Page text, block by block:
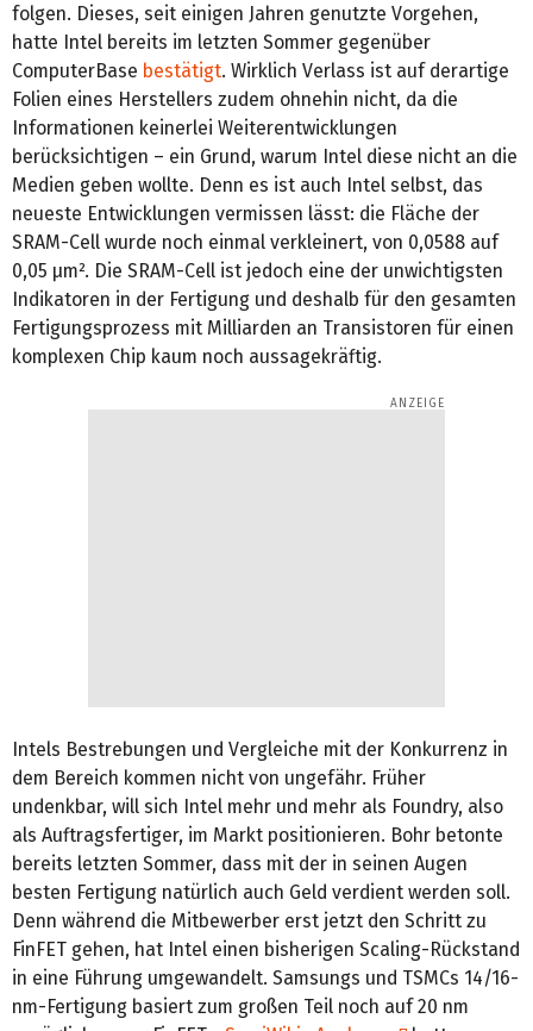
folgen. Dieses, seit einigen Jahren genutzte Vorgehen,
hatte Intel bereits im letzten Sommer gegenüber
ComputerBase bestätigt. Wirklich Verlass ist auf derartige
Folien eines Herstellers zudem ohnehin nicht, da die
Informationen keinerlei Weiterentwicklungen
berücksichtigen – ein Grund, warum Intel diese nicht an die
Medien geben wollte. Denn es ist auch Intel selbst, das
neueste Entwicklungen vermissen lässt: die Fläche der
SRAM-Cell wurde noch einmal verkleinert, von 0,0588 auf
0,05 µm². Die SRAM-Cell ist jedoch eine der unwichtigsten
Indikatoren in der Fertigung und deshalb für den gesamten
Fertigungsprozess mit Milliarden an Transistoren für einen
komplexen Chip kaum noch aussagekräftig.
Intels Bestrebungen und Vergleiche mit der Konkurrenz in
dem Bereich kommen nicht von ungefähr. Früher
undenkbar, will sich Intel mehr und mehr als Foundry, also
als Auftragsfertiger, im Markt positionieren. Bohr betonte
bereits letzten Sommer, dass mit der in seinen Augen
besten Fertigung natürlich auch Geld verdient werden soll.
Denn während die Mitbewerber erst jetzt den Schritt zu
FinFET gehen, hat Intel einen bisherigen Scaling-Rückstand
in eine Führung umgewandelt. Samsungs und TSMCs 14/16-
nm-Fertigung basiert zum großen Teil noch auf 20 nm